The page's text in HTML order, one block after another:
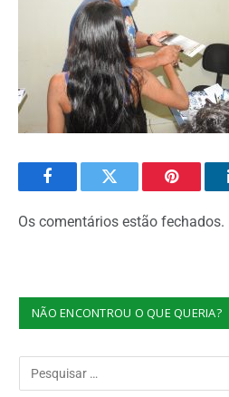
FacebookTwitter Pinterest
Os comentários estão fechados.
NÃO ENCONTROU O QUE QUERIA?